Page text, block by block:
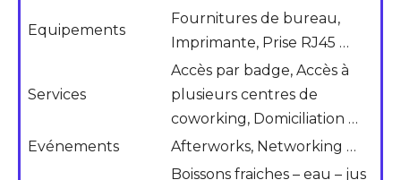
Equipements
Fournitures de bureau,
Imprimante, Prise RJ45 …
Services
Accès par badge, Accès à
plusieurs centres de
coworking, Domiciliation …
Evénements
Afterworks, Networking …
Boissons fraiches – eau – jus